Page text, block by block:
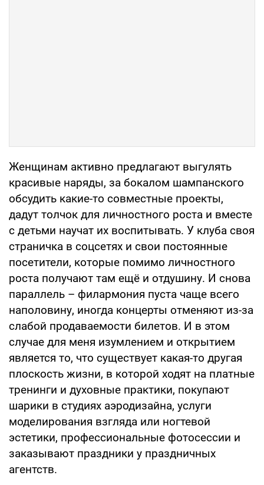
Женщинам активно предлагают выгулять
красивые наряды, за бокалом шампанского
обсудить какие-то совместные проекты,
дадут толчок для личностного роста и вместе
с детьми научат их воспитывать. У клуба своя
страничка в соцсетях и свои постоянные
посетители, которые помимо личностного
роста получают там ещё и отдушину. И снова
параллель – филармония пуста чаще всего
наполовину, иногда концерты отменяют из-за
слабой продаваемости билетов. И в этом
случае для меня изумлением и открытием
является то, что существует какая-то другая
плоскость жизни, в которой ходят на платные
тренинги и духовные практики, покупают
шарики в студиях аэродизайна, услуги
моделирования взгляда или ногтевой
эстетики, профессиональные фотосессии и
заказывают праздники у праздничных
агентств.